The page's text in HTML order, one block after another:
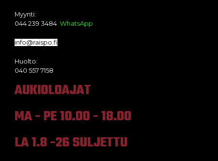
Myynti:
044 239 3484 WhatsApp
info@raispo.fi
Huolto:
040 557 7158
AUKIOLOAJAT
MA - PE 10.00 - 18.00
LA 1.8 -26 SULJETTU